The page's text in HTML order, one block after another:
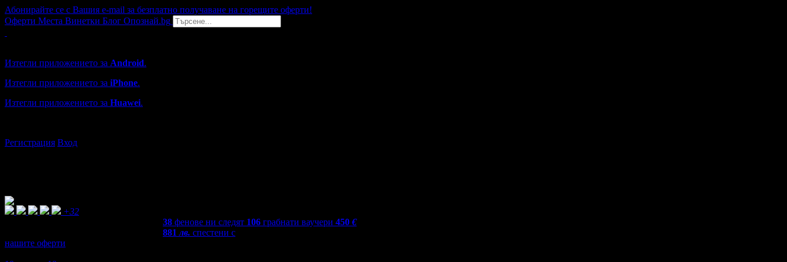
Абонирайте се с Вашия e-mail за безплатно получаване на горещите оферти!
Оферти Места Винетки Блог Опознай.bg
Изтегли приложението за Android.
Изтегли приложението за iPhone.
Изтегли приложението за Huawei.
Регистрация Вход
+32
38 фенове ни следят 106 грабнати ваучери 450 €
881лв. спестени с
нашите оферти